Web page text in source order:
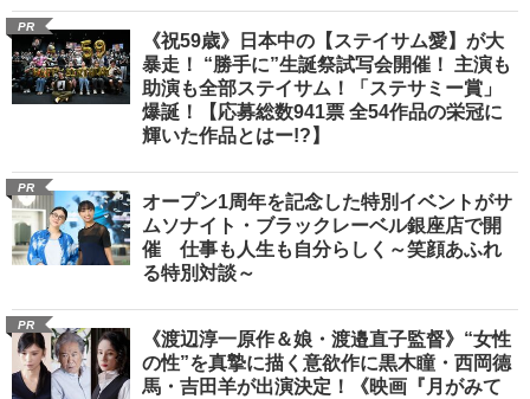
PR
《祝59歳》日本中の【ステイサム愛】が大
暴走！ “勝手に”生誕祭試写会開催！ 主演も
助演も全部ステイサム！「ステサミー賞」
爆誕！【応募総数941票 全54作品の栄冠に
輝いた作品とはー!?】
PR
オープン1周年を記念した特別イベントがサ
ムソナイト・ブラックレーベル銀座店で開
催 仕事も人生も自分らしく～笑顔あふれ
る特別対談～
PR
《渡辺淳一原作＆娘・渡邉直子監督》“女性
の性”を真摯に描く意欲作に黒木瞳・西岡德
馬・吉田羊が出演決定！《映画『月がみて